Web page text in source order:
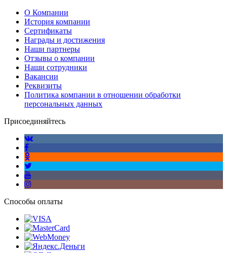
О Компании
История компании
Сертификаты
Награды и достижения
Наши партнеры
Отзывы о компании
Наши сотрудники
Вакансии
Реквизиты
Политика компании в отношении обработки
персональных данных
Присоединяйтесь
Способы оплаты